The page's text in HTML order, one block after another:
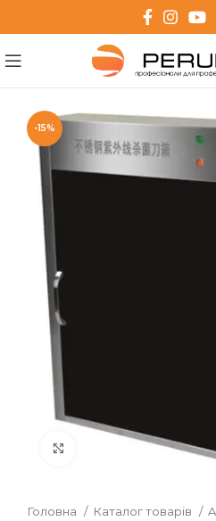
-15%
Клацніть, щоб
Головна Каталог товарів